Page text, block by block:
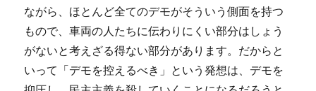
ながら、ほとんど全てのデモがそういう側面を持つ
もので、車両の人たちに伝わりにくい部分はしょう
がないと考えざる得ない部分があります。だからと
いって「デモを控えるべき」という発想は、デモを